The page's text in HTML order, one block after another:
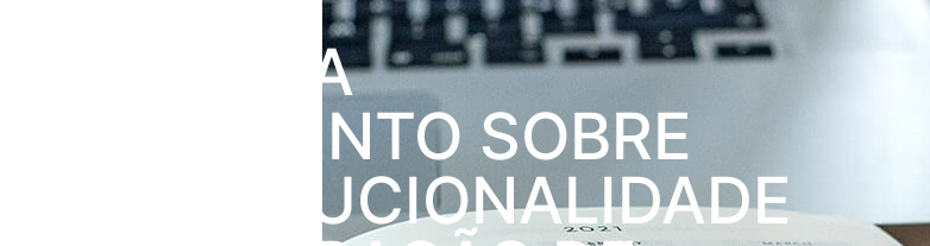
STF INICIA
JULGAMENTO SOBRE
CONSTITUCIONALIDADE